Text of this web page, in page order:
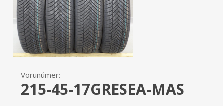
Vörunúmer:
215-45-17GRESEA-MAS